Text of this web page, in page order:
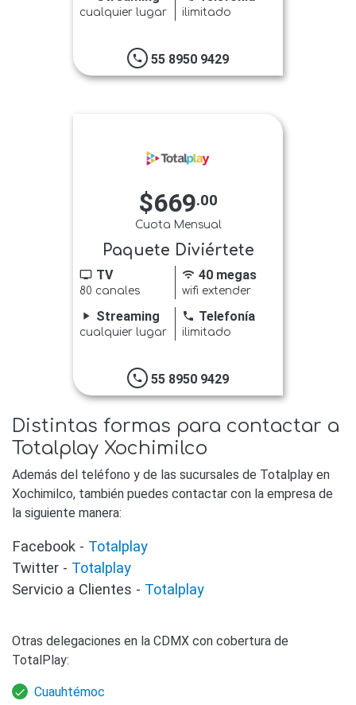
cualquier lugar ilimitado
phone 55 8950 9429
$669.00
Cuota Mensual
Paquete Diviértete
tv TV
80 canales
wifi 40 megas
wifi extender
play_arrow Streaming
cualquier lugar
phone Telefonía
ilimitado
phone 55 8950 9429
Distintas formas para contactar a
Totalplay Xochimilco
Además del teléfono y de las sucursales de Totalplay en
Xochimilco, también puedes contactar con la empresa de
la siguiente manera:
Facebook - Totalplay
Twitter - Totalplay
Servicio a Clientes - Totalplay
Otras delegaciones en la CDMX con cobertura de
TotalPlay:
Cuauhtémoc